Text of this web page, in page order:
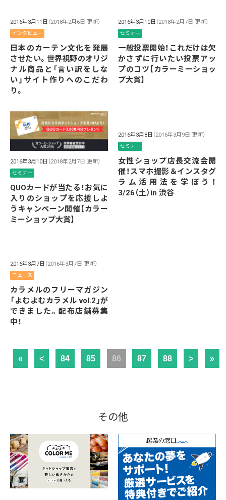
2016年3月11日 （2018年2月6日 更新）
インタビュー
日本のカーテン文化を発展
させたい。世界視野のオリジ
ナル商品と「言い訳をしな
い」サイト作りへのこだわ
り。
2016年3月10日 （2018年2月7日 更新）
セミナー
一般投票開始！これだけは欠
かさずに行いたい投票アッ
プのコツ【カラーミーショッ
プ大賞】
2016年3月10日 （2018年2月7日 更新）
セミナー
QUOカードが当たる！お気に
入りのショップを応援しよ
うキャンペーン開催【カラー
ミーショップ大賞】
2016年3月8日 （2016年3月9日 更新）
セミナー
女性ショップ店長交流会開
催！スマホ撮影＆インスタグ
ラム活用法を学ぼう！
3/26（土）in 渋谷
2016年3月7日 （2016年3月7日 更新）
ニュース
カラメルのフリーマガジン
「よむよむカラメル vol.2」が
できました。配布店舗募集
中！
« < 84 85 86 87 88 > »
その他